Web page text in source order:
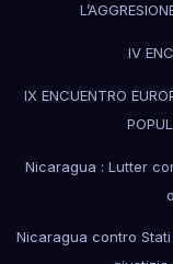
IV
IX ENCUENTRO
Nicaragua : Lutter
Nicaragua contro